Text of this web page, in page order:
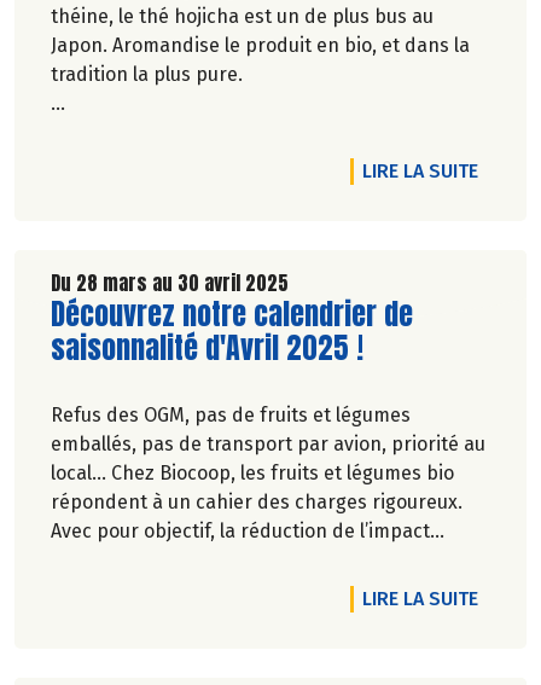
théine, le thé hojicha est un de plus bus au
Japon. Aromandise le produit en bio, et dans la
tradition la plus pure.
LIRE LA SUITEDE
Du 28 mars au 30 avril 2025
Lire la suite de l'article
Découvrez notre calendrier de
saisonnalité d'Avril 2025 !
Refus des OGM, pas de fruits et légumes
emballés, pas de transport par avion, priorité au
local… Chez Biocoop, les fruits et légumes bio
répondent à un cahier des charges rigoureux.
Avec pour objectif, la réduction de l’impact
l’environnement. Parce que manger des produits
de qualité rime avec respect de la saisonnalité,
LIRE LA SUITEDE